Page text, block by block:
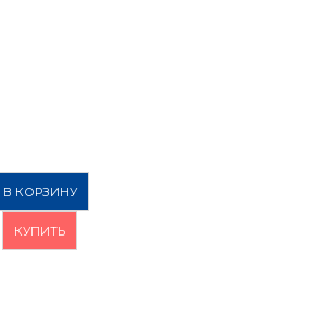
В КОРЗИНУ
КУПИТЬ